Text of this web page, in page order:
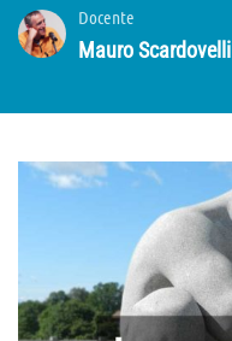
Docente
Mauro Scardovelli